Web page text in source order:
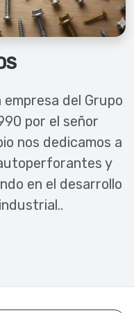
empresa del Grupo
por el señor
nos dedicamos a
y
en el desarrollo